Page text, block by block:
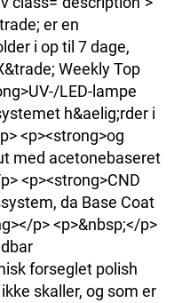
er en
i op til 7 dage,
Weekly Top
LED-lampe
h&aelig;rder i
<p><strong>og
med acetonebaseret
<p><strong>CND
da Base Coat
p> <p>&nbsp;</p>
forseglet polish
skaller, og som er